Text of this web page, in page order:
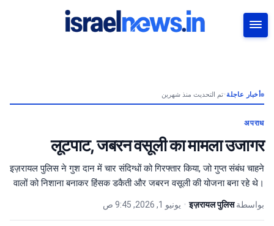
أخبار عاجلة•تم التحديث منذ شهرين
अपराध
लूटपाट, जबरन वसूली का मामला उजागर
इज़रायल पुलिस ने गुश दान में चार संदिग्धों को गिरफ्तार किया, जो गुप्त संबंध चाहने
वालों को निशाना बनाकर हिंसक डकैती और जबरन वसूली की योजना बना रहे थे।
بواسطةइज़रायल पुलिस
• يونيو 1, 2026, 9:45 ص